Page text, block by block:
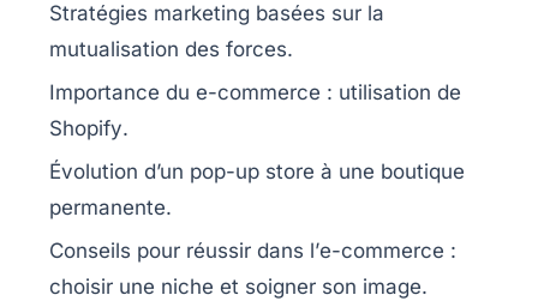
Stratégies marketing basées sur la
mutualisation des forces.
Importance du e-commerce : utilisation de
Shopify.
Évolution d’un pop-up store à une boutique
permanente.
Conseils pour réussir dans l’e-commerce :
choisir une niche et soigner son image.